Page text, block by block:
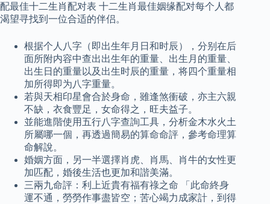
配最佳十二生肖配对表 十二生肖最佳姻缘配对每个人都
渴望寻找到一位合适的伴侣。
根据个人八字（即出生年月日和时辰），分别在后
面所附内容中查出出生年的重量、出生月的重量、
出生日的重量以及出生时辰的重量，将四个重量相
加所得即为八字重量。
若與天相印星會合於身命，雖逢煞衝破，亦主六親
不缺，衣食豐足，女命得之，旺夫益子。
並能進階使用五行八字查詢工具，分析金木水火土
所屬哪一個，再透過簡易的算命命評，參考命理算
命解說。
婚姻方面，另一半選擇肖虎、肖馬、肖牛的女性更
加匹配，婚後生活也更加和諧美滿。
三兩九命評：利上近貴有福有祿之命 「此命終身
運不通，勞勞作事盡皆空；苦心竭力成家計，到得